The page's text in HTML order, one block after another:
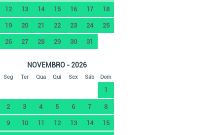
12 13 14 15 16 17 18
19 20 21 22 23 24 25
26 27 28 29 30 31
NOVEMBRO - 2026
Seg Ter Qua Qui Sex Sáb Dom
1
2 3 4 5 6 7 8
9 10 11 12 13 14 15